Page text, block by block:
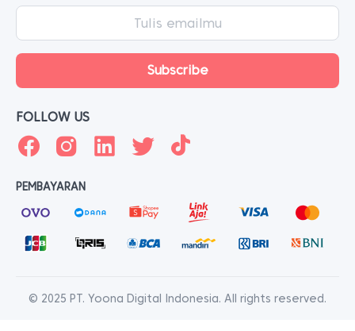
FOLLOW US
PEMBAYARAN
© 2025 PT. Yoona Digital Indonesia. All rights reserved.